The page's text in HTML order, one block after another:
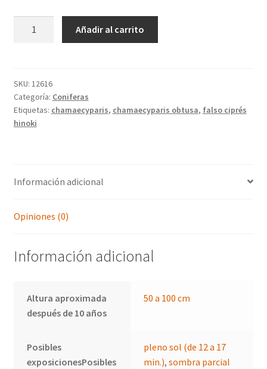
Añadir al carrito
SKU: 12616
Categoría: Coniferas
Etiquetas: chamaecyparis, chamaecyparis obtusa, falso ciprés
hinoki
Información adicional
Opiniones (0)
Información adicional
Altura aproximada
después de 10 años
50 a 100 cm
Posibles
exposicionesPosibles
pleno sol (de 12 a 17
min.),sombra parcial